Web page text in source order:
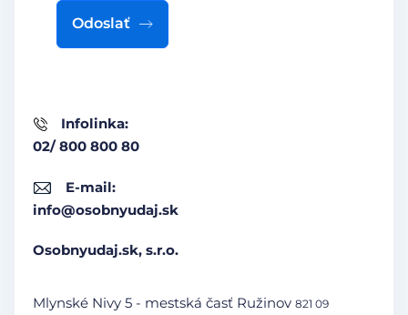
Infolinka:
02/ 800 800 80
E-mail:
info@osobnyudaj.sk
Osobnyudaj.sk, s.r.o.
Mlynské Nivy 5 - mestská časť Ružinov 821 09
Odoslať